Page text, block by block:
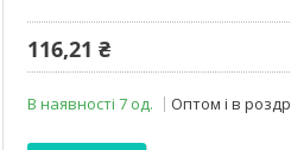
116,21 ₴
В наявності 7 од. Оптом і в